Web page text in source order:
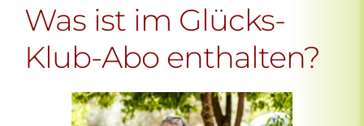
Was ist im Glücks-
Klub-Abo enthalten?